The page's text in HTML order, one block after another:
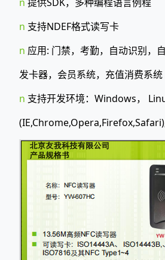
n 支持NDEF格式读写卡
n 应用: 门禁，考勤，自动识别，
发卡器，会员系统，充值消费系统
n 支持开发环境：Windows，